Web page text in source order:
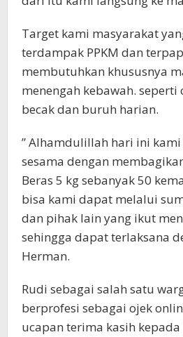
Target kami masyarakat
terdampak PPKM dan
membutuhkan khususnya
menengah kebawah.
becak dan buruh harian.
” Alhamdulillah hari ini
sesama dengan
Beras 5 kg sebanyak 50
bisa kami dapat melalui
dan pihak lain yang ikut
sehingga dapat terlaksana
Herman.
Rudi sebagai salah satu
berprofesi sebagai ojek
ucapan terima kasih kepada